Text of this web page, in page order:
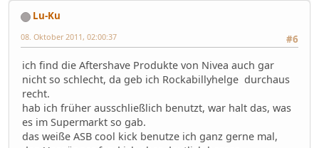
Lu-Ku
#6
08. Oktober 2011, 02:00:37
ich find die Aftershave Produkte von Nivea auch gar
nicht so schlecht, da geb ich Rockabillyhelge durchaus
recht.
hab ich früher ausschließlich benutzt, war halt das, was
es im Supermarkt so gab.
das weiße ASB cool kick benutze ich ganz gerne mal,